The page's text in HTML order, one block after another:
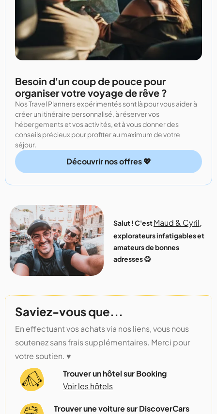
Besoin d'un coup de pouce pour
organiser votre voyage de rêve ?
Nos Travel Planners expérimentés sont là pour vous aider à
créer un itinéraire personnalisé, à réserver vos
hébergements et vos activités, et à vous donner des
conseils précieux pour profiter au maximum de votre
séjour.
Découvrir nos offres 💖
Salut ! C'estMaud & Cyril,
explorateurs infatigables et
amateurs de bonnes
adresses 😋
Saviez-vous que...
En effectuant vos achats via nos liens, vous nous
soutenez sans frais supplémentaires. Merci pour
votre soutien. ♥️
Trouver un hôtel sur Booking
Voir les hôtels
Trouver une voiture sur DiscoverCars